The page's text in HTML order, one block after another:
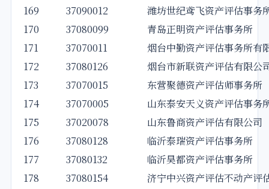
169
37090012
潍坊世纪鸢飞资产评估事务
170
37080099
青岛正明资产评估事务所
171
37070011
烟台中勤资产评估事务所有
172
37080126
烟台市新联资产评估有限公
173
37070015
东营聚德资产评估师事务所
174
37070005
山东泰安天义资产评估事务
175
37020078
山东鲁商资产评估有限公司
176
37080128
临沂泰瑞资产评估事务所
177
37080132
临沂昊都资产评估事务所
178
37080154
济宁中兴资产评估不动产评